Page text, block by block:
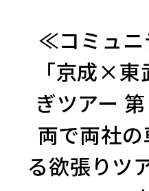
≪コミュ
「京成×
ぎツアー
両で両社
る欲張りツ